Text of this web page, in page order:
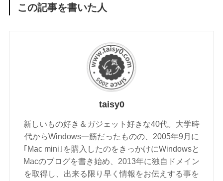
この記事を書いた人
taisy0
新しいもの好き＆ガジェット好きな40代。大学時
代からWindows一筋だったものの、2005年9月に
｢Mac mini｣を購入したのをきっかけにWindowsと
Macのブログを書き始め、2013年に独自ドメイン
を取得し、出来る限り早く情報をお伝えする事を